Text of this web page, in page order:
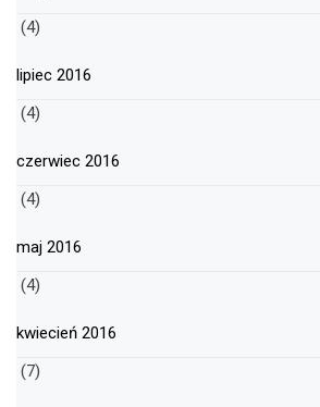
(4)
lipiec 2016
(4)
czerwiec 2016
(4)
maj 2016
(4)
kwiecień 2016
(7)